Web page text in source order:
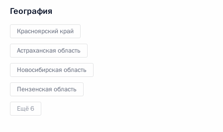
География
Красноярский край
Астраханская область
Новосибирская область
Пензенская область
Ещё 6